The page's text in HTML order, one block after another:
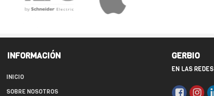
INFORMACIÓN
INICIO
SOBRE NOSOTROS
GERBIO
EN LAS REDES